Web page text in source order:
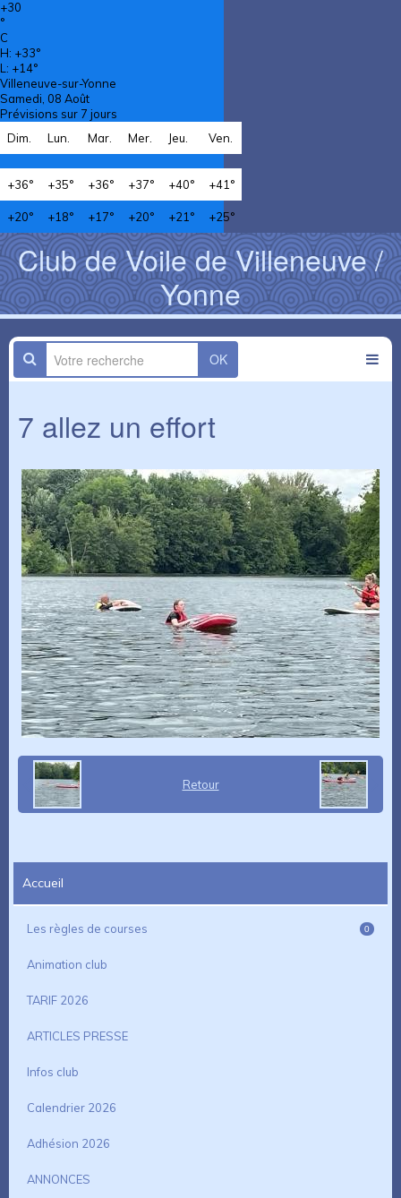
+30
°
C
H: +33°
L: +14°
Villeneuve-sur-Yonne
Samedi, 08 Août
Prévisions sur 7 jours
Dim.
Lun. Mar. Mer. Jeu. Ven.
+36° +35° +36° +37° +40° +41°
+20° +18° +17° +20° +21° +25°
Club de Voile de Villeneuve /
Yonne
OK
7 allez un effort
Retour
Accueil
Les règles de courses 0
Animation club
TARIF 2026
ARTICLES PRESSE
Infos club
Calendrier 2026
Adhésion 2026
ANNONCES